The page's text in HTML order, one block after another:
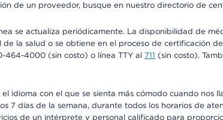
de un proveedor, busque en nuestro directorio de
se actualiza periódicamente. La disponibilidad de
la salud o se obtiene en el proceso de certificación
464-4000 (sin costo) o línea TTY al 711 (sin costo).
idioma con el que se sienta más cómodo cuando
7 días de la semana, durante todos los horarios de
de un intérprete y personal calificado para